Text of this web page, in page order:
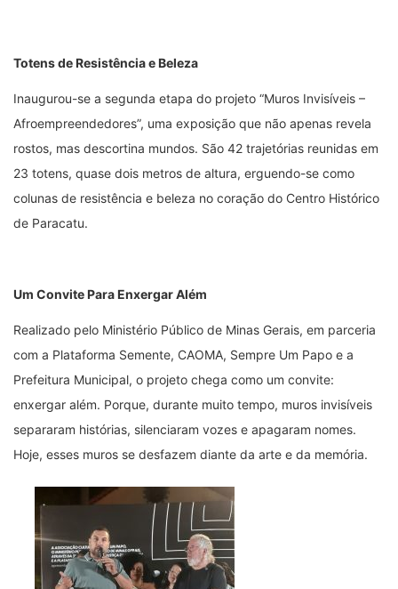
Totens de Resistência e Beleza
Inaugurou-se a segunda etapa do projeto “Muros Invisíveis –
Afroempreendedores”, uma exposição que não apenas revela
rostos, mas descortina mundos. São 42 trajetórias reunidas em
23 totens, quase dois metros de altura, erguendo-se como
colunas de resistência e beleza no coração do Centro Histórico
de Paracatu.
Um Convite Para Enxergar Além
Realizado pelo Ministério Público de Minas Gerais, em parceria
com a Plataforma Semente, CAOMA, Sempre Um Papo e a
Prefeitura Municipal, o projeto chega como um convite:
enxergar além. Porque, durante muito tempo, muros invisíveis
separaram histórias, silenciaram vozes e apagaram nomes.
Hoje, esses muros se desfazem diante da arte e da memória.